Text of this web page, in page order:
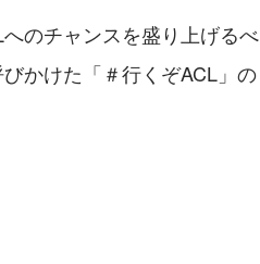
のチャンスを盛り上げるべ
かけた「＃行くぞACL」の